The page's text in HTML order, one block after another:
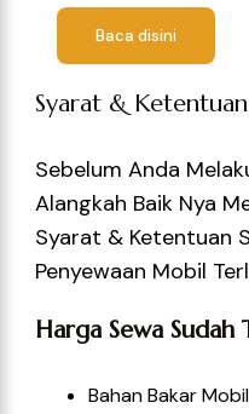
Baca disini
Syarat &
Sebelum Anda
Alangkah Baik Nya
Syarat & Ketentuan
Penyewaan Mobil
Harga Sewa Sudah
Bahan Bakar